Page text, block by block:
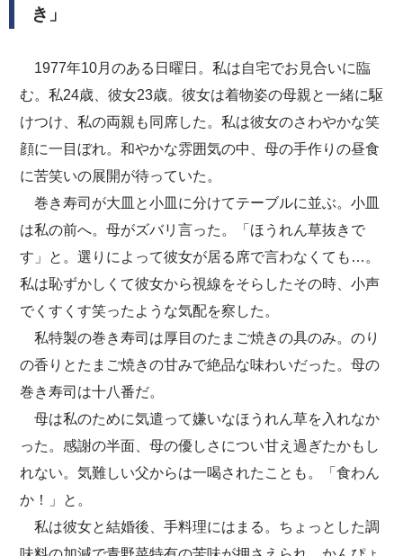
き」
1977年10月のある日曜日。私は自宅でお見合いに臨
む。私24歳、彼女23歳。彼女は着物姿の母親と一緒に駆
けつけ、私の両親も同席した。私は彼女のさわやかな笑
顔に一目ぼれ。和やかな雰囲気の中、母の手作りの昼食
に苦笑いの展開が待っていた。
巻き寿司が大皿と小皿に分けてテーブルに並ぶ。小皿
は私の前へ。母がズバリ言った。「ほうれん草抜きで
す」と。選りによって彼女が居る席で言わなくても…。
私は恥ずかしくて彼女から視線をそらしたその時、小声
でくすくす笑ったような気配を察した。
私特製の巻き寿司は厚目のたまご焼きの具のみ。のり
の香りとたまご焼きの甘みで絶品な味わいだった。母の
巻き寿司は十八番だ。
母は私のために気遣って嫌いなほうれん草を入れなか
った。感謝の半面、母の優しさについ甘え過ぎたかもし
れない。気難しい父からは一喝されたことも。「食わん
か！」と。
私は彼女と結婚後、手料理にはまる。ちょっとした調